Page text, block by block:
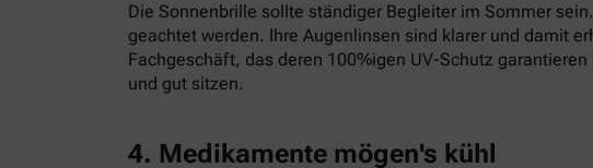
Die Sonnenbrille sollte ständiger Begleiter im Sommer
geachtet werden. Ihre Augenlinsen sind klarer und damit
Fachgeschäft, das deren 100%igen UV-Schutz
und gut sitzen.
4. Medikamente mögen's kühl